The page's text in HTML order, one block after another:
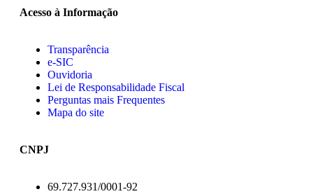
Acesso à Informação
Transparência
e-SIC
Ouvidoria
Lei de Responsabilidade Fiscal
Perguntas mais Frequentes
Mapa do site
CNPJ
69.727.931/0001-92